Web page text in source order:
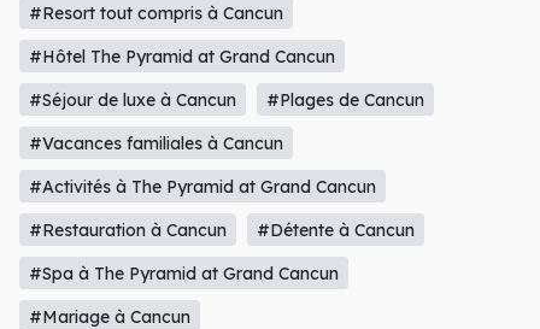
#Resort tout compris à Cancun
#Hôtel The Pyramid at Grand Cancun
#Séjour de luxe à Cancun
#Plages de Cancun
#Vacances familiales à Cancun
#Activités à The Pyramid at Grand Cancun
#Restauration à Cancun
#Détente à Cancun
#Spa à The Pyramid at Grand Cancun
#Mariage à Cancun